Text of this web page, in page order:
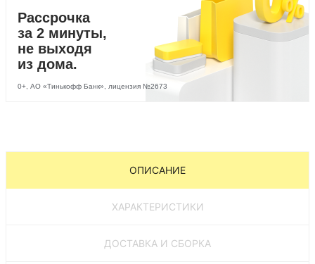
Рассрочка
за 2 минуты,
не выходя
из дома.
0+, АО «Тинькофф Банк», лицензия №2673
ОПИСАНИЕ
ХАРАКТЕРИСТИКИ
ДОСТАВКА И СБОРКА